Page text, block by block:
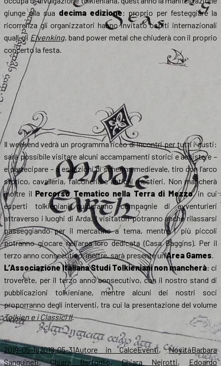
giunge alla sua decima edizione: proprio per festeggiare la
ricorrenza gli organizzatori hanno invitato ospiti internazionali
quali gli Elvenking, band power metal che chiuderà con il proprio
concerto la festa.
Il weekend vedrà un programma ricco di incontri per tutti i gusti:
sarà possibile visitare alcuni accampamenti storici e assistere –
e partecipare – a esibizioni di scherma medievale, tiro con l’arco
storico, cavalleria, falconeria e antichi mestieri. Non mancherà
inoltre il Percorso Tematico nella Terra di Mezzo, in cui
esperti tolkieniani guideranno compagnie di avventurieri
attraverso i luoghi di Arda. I visitatori potranno anche rilassarsi
passeggiando per il mercatino a tema, mentre i più piccoli
potranno giocare nell’area loro dedicata (Casa Baggins). Per il
terzo anno consecutivo, inoltre, sarà presente un’Area Games.
L’Associazione Italiana Studi Tolkieniani non mancherà: ci
troverete, per il terzo anno consecutivo, con il nostro stand di
pubblicazioni tolkieniane, mentre alcuni dei nostri soci
proporranno degli interventi, tra cui la presentazione del volume
Tolkien e i Classici II.
…
Scritto
il
2019-05-162019-05-31Autore
Autore in CalceCategorie
Eventi,NovitàTag
Barbara
Sanguineti,Chiara Bertoglio,Chiara Nejrotti, Edoardo